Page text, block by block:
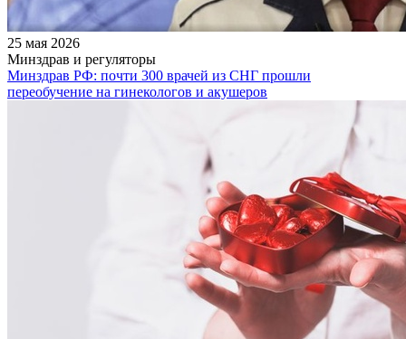
25 мая 2026
Минздрав и регуляторы
Минздрав РФ: почти 300 врачей из СНГ прошли
переобучение на гинекологов и акушеров